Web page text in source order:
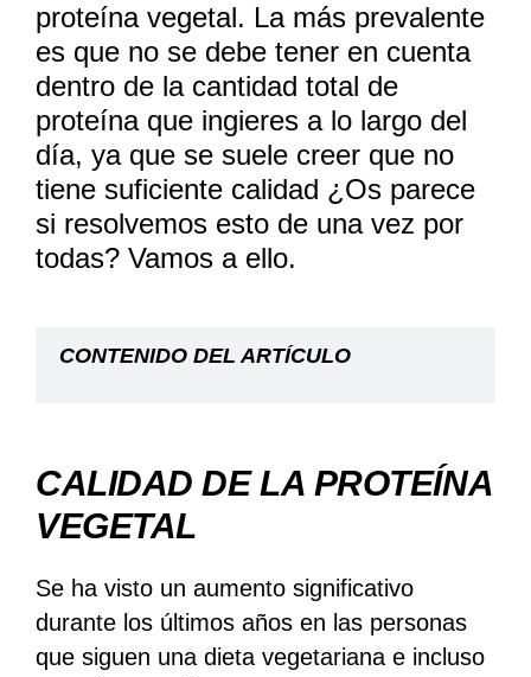
proteína vegetal. La más prevalente
es que no se debe tener en cuenta
dentro de la cantidad total de
proteína que ingieres a lo largo del
día, ya que se suele creer que no
tiene suficiente calidad ¿Os parece
si resolvemos esto de una vez por
todas? Vamos a ello.
CONTENIDO DEL ARTÍCULO
CALIDAD DE LA PROTEÍNA
VEGETAL
Se ha visto un aumento significativo
durante los últimos años en las personas
que siguen una dieta vegetariana e incluso